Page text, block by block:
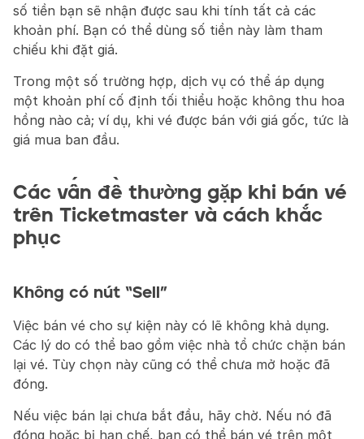
số tiền bạn sẽ nhận được sau khi tính tất cả các
khoản phí. Bạn có thể dùng số tiền này làm tham
chiếu khi đặt giá.
Trong một số trường hợp, dịch vụ có thể áp dụng
một khoản phí cố định tối thiểu hoặc không thu hoa
hồng nào cả; ví dụ, khi vé được bán với giá gốc, tức là
giá mua ban đầu.
Các vấn đề thường gặp khi bán vé
trên Ticketmaster và cách khắc
phục
Không có nút “Sell”
Việc bán vé cho sự kiện này có lẽ không khả dụng.
Các lý do có thể bao gồm việc nhà tổ chức chặn bán
lại vé. Tùy chọn này cũng có thể chưa mở hoặc đã
đóng.
Nếu việc bán lại chưa bắt đầu, hãy chờ. Nếu nó đã
đóng hoặc bị hạn chế, bạn có thể bán vé trên một